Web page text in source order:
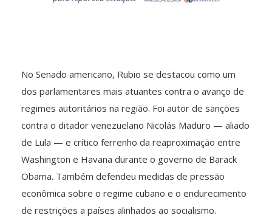
No Senado americano, Rubio se destacou como um
dos parlamentares mais atuantes contra o avanço de
regimes autoritários na região. Foi autor de sanções
contra o ditador venezuelano Nicolás Maduro — aliado
de Lula — e crítico ferrenho da reaproximação entre
Washington e Havana durante o governo de Barack
Obama. Também defendeu medidas de pressão
econômica sobre o regime cubano e o endurecimento
de restrições a países alinhados ao socialismo.